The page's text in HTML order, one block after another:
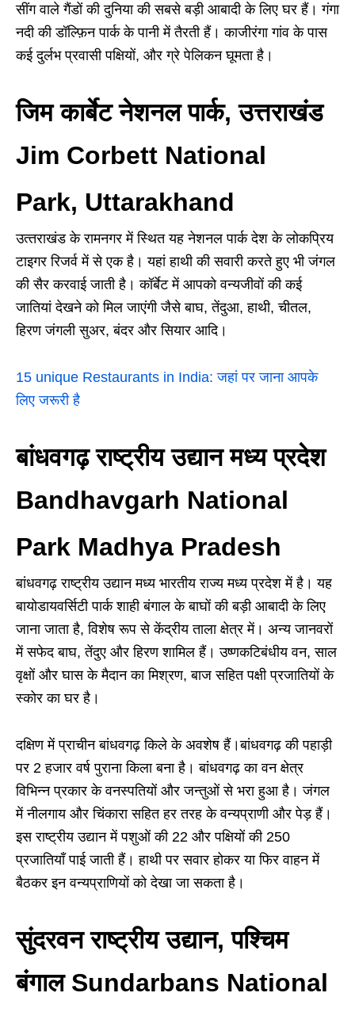
सींग वाले गैंडों की दुनिया की सबसे बड़ी आबादी के लिए घर हैं। गंगा
नदी की डॉल्फ़िन पार्क के पानी में तैरती हैं। काजीरंगा गांव के पास
कई दुर्लभ प्रवासी पक्षियों, और ग्रे पेलिकन घूमता है।
जिम कार्बेट नेशनल पार्क, उत्तराखंड
Jim Corbett National
Park, Uttarakhand
उत्‍तराखंड के रामनगर में स्थित यह नेशनल पार्क देश के लोकप्रिय
टाइगर रिजर्व में से एक है। यहां हाथी की सवारी करते हुए भी जंगल
की सैर करवाई जाती है। कॉर्बेट में आपको वन्यजीवों की कई
जातियां देखने को मिल जाएंगी जैसे बाघ, तेंदुआ, हाथी, चीतल,
हिरण जंगली सुअर, बंदर और सियार आदि।
15 unique Restaurants in India: जहां पर जाना आपके
लिए जरूरी है
बांधवगढ़ राष्ट्रीय उद्यान मध्य प्रदेश
Bandhavgarh National
Park Madhya Pradesh
बांधवगढ़ राष्ट्रीय उद्यान मध्य भारतीय राज्य मध्य प्रदेश में है। यह
बायोडायवर्सिटी पार्क शाही बंगाल के बाघों की बड़ी आबादी के लिए
जाना जाता है, विशेष रूप से केंद्रीय ताला क्षेत्र में। अन्य जानवरों
में सफेद बाघ, तेंदुए और हिरण शामिल हैं। उष्णकटिबंधीय वन, साल
वृक्षों और घास के मैदान का मिश्रण, बाज सहित पक्षी प्रजातियों के
स्कोर का घर है।
दक्षिण में प्राचीन बांधवगढ़ किले के अवशेष हैं।बांधवगढ़ की पहाड़ी
पर 2 हजार वर्ष पुराना किला बना है। बांधवगढ़ का वन क्षेत्र
विभिन्न प्रकार के वनस्पतियों और जन्तुओं से भरा हुआ है। जंगल
में नीलगाय और चिंकारा सहित हर तरह के वन्यप्राणी और पेड़ हैं।
इस राष्ट्रीय उद्यान में पशुओं की 22 और पक्षियों की 250
प्रजातियाँ पाई जाती हैं। हाथी पर सवार होकर या फिर वाहन में
बैठकर इन वन्यप्राणियों को देखा जा सकता है।
सुंदरवन राष्‍ट्रीय उद्यान, पश्चिम
बंगाल Sundarbans National